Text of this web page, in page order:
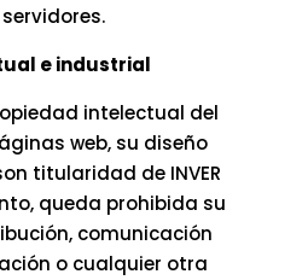
e industrial
intelectual del
web, su diseño
titularidad de INVER
queda prohibida su
comunicación
o cualquier otra